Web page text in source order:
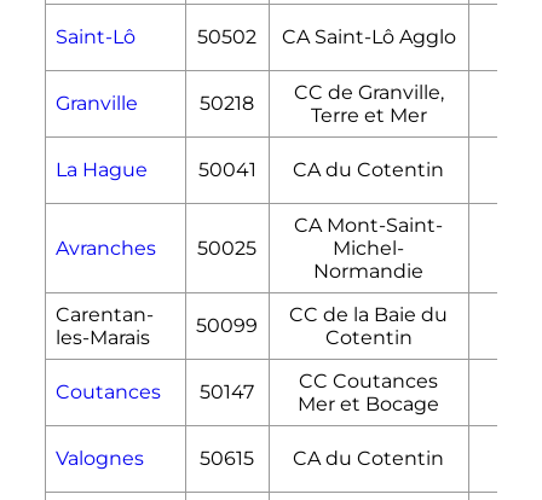
Saint-Lô 50502 CA Saint-Lô Agglo
Granville 50218
CC de Granville,
Terre et Mer
La Hague 50041 CA du Cotentin
Avranches 50025
CA Mont-Saint-
Michel-
Normandie
Carentan-
les-Marais
50099
CC de la Baie du
Cotentin
Coutances 50147
CC Coutances
Mer et Bocage
Valognes 50615 CA du Cotentin